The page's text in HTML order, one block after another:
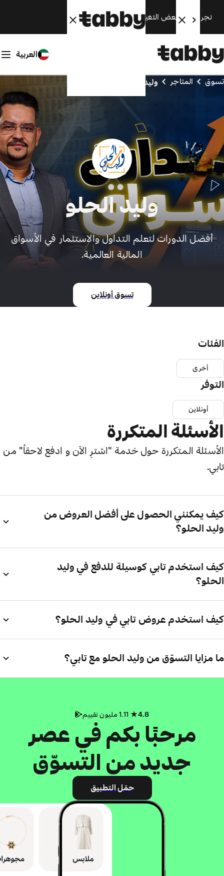
نجري الآن بعض التغييرات. سنعود قريبًا.
العربية
تسوق المتاجر وليد الحلو
وليد الحلو
أفضل الدورات لتعلم التداول والاستثمار في الأسواق
المالية العالمية.
تسوق أونلاين
الفئات
أخرى
التوفر
أونلاين
الأسئلة المتكررة
الأسئلة المتكررة حول خدمة "اشترِ الآن و ادفع لاحقاً" من
تابي.
كيف يمكنني الحصول على أفضل العروض من
وليد الحلو؟
كيف استخدم تابي كوسيلة للدفع في وليد
الحلو؟
كيف استخدم عروض تابي في وليد الحلو؟
ما مزايا التسوّق من وليد الحلو مع تابي؟
4.8
مرحبًا بكم في عصر
جديد من التسوّق
حمّل التطبيق